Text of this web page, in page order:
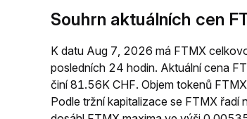
Souhrn aktuálních cen
K datu Aug 7, 2026 má FTMX
posledních 24 hodin. Aktuální cena
činí 81.56K CHF. Objem tokenů
Podle tržní kapitalizace se FTMX